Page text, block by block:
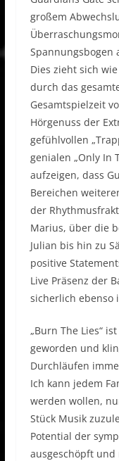
großem
Spannungsbogen
Dies zieht sich
durch das
Gesamtspielzeit
Hörgenuss der
gefühlvollen
genialen „Only In
aufzeigen, dass
Bereichen
der
Marius, über die
Julian bis hin zu
positive
Live Präsenz der
sicherlich ebenso
„Burn The Lies“
geworden und
Durchläufen
Ich kann jedem
werden wollen,
Stück Musik
Potential der
ausgeschöpft